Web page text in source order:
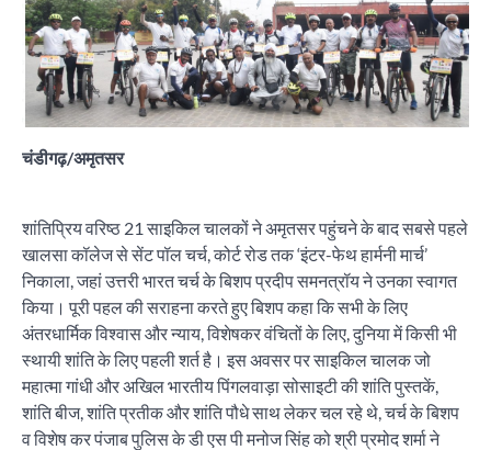
चंडीगढ़/अमृतसर
शांतिप्रिय वरिष्ठ 21 साइकिल चालकों ने अमृतसर पहुंचने के बाद सबसे पहले
खालसा कॉलेज से सेंट पॉल चर्च, कोर्ट रोड तक ‘इंटर-फेथ हार्मनी मार्च’
निकाला, जहां उत्तरी भारत चर्च के बिशप प्रदीप समनत्रॉय ने उनका स्वागत
किया। पूरी पहल की सराहना करते हुए बिशप कहा कि सभी के लिए
अंतरधार्मिक विश्वास और न्याय, विशेषकर वंचितों के लिए, दुनिया में किसी भी
स्थायी शांति के लिए पहली शर्त है। इस अवसर पर साइकिल चालक जो
महात्मा गांधी और अखिल भारतीय पिंगलवाड़ा सोसाइटी की शांति पुस्तकें,
शांति बीज, शांति प्रतीक और शांति पौधे साथ लेकर चल रहे थे, चर्च के बिशप
व विशेष कर पंजाब पुलिस के डी एस पी मनोज सिंह को श्री प्रमोद शर्मा ने